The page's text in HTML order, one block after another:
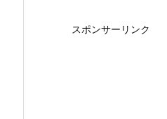
スポンサーリンク